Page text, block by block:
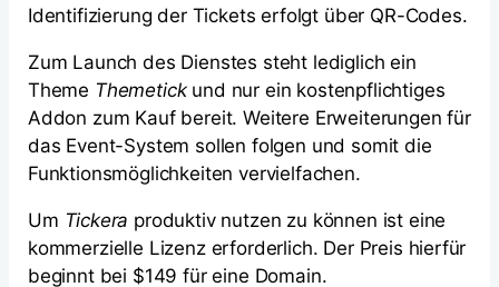
Identifizierung der Tickets erfolgt über QR-Codes.
Zum Launch des Dienstes steht lediglich ein
Theme Themetickund nur ein kostenpflichtiges
Addon zum Kauf bereit. Weitere Erweiterungen für
das Event-System sollen folgen und somit die
Funktionsmöglichkeiten vervielfachen.
Um Tickera produktiv nutzen zu können ist eine
kommerzielle Lizenz erforderlich. Der Preis hierfür
beginnt bei $149 für eine Domain.